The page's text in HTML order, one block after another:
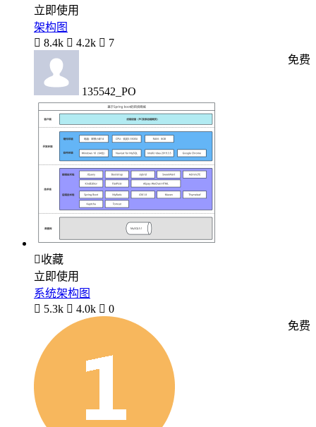
立即使用
架构图
 8.4k  4.2k  7
135542_PO
免费
收藏
立即使用
系统架构图
 5.3k  4.0k  0
免费